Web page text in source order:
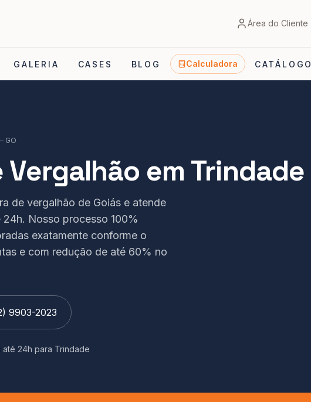
Área do Cliente
GALERIA CASES BLOG Calculadora CATÁLOGO
– GO
em Trindade
de vergalhão de Goiás e atende
Nosso processo 100%
exatamente conforme o
e com redução de até 60% no
9903-2023
até 24h para Trindade